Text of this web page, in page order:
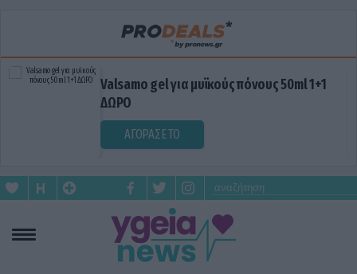
Valsamo gel για μυϊκούς πόνους 50ml 1+1
ΔΩΡΟ
ΑΓΟΡΑΣΕ ΤΟ